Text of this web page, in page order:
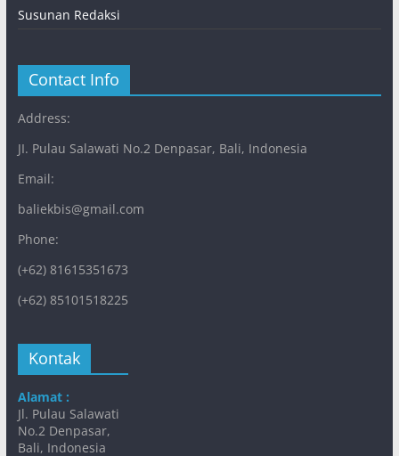
Susunan Redaksi
Contact Info
Address:
JI. Pulau Salawati No.2 Denpasar, Bali, Indonesia
Email:
baliekbis@gmail.com
Phone:
(+62) 81615351673
(+62) 85101518225
Kontak
Alamat :
Jl. Pulau Salawati
No.2 Denpasar,
Bali, Indonesia